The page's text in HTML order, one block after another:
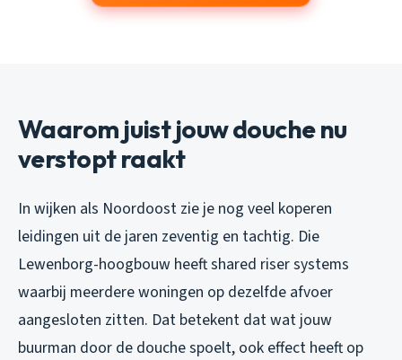
Waarom juist jouw douche nu
verstopt raakt
In wijken als Noordoost zie je nog veel koperen
leidingen uit de jaren zeventig en tachtig. Die
Lewenborg-hoogbouw heeft shared riser systems
waarbij meerdere woningen op dezelfde afvoer
aangesloten zitten. Dat betekent dat wat jouw
buurman door de douche spoelt, ook effect heeft op